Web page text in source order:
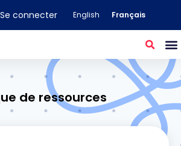
Se connecter English Français
de ressources